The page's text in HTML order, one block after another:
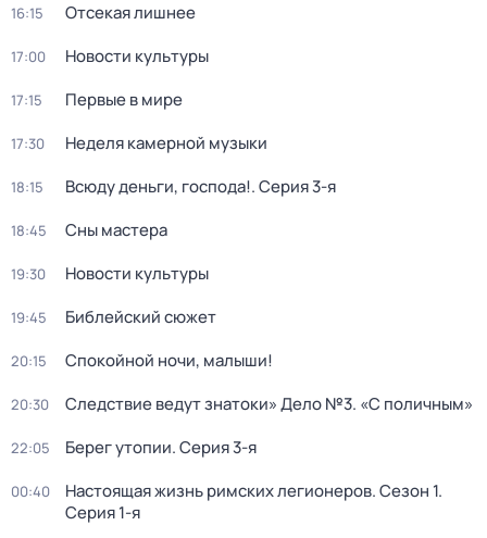
16:15 Отсекая лишнее
17:00 Новости культуры
17:15 Первые в мире
17:30 Неделя камерной музыки
18:15 Всюду деньги, господа!. Серия 3-я
18:45 Сны мастера
19:30 Новости культуры
19:45 Библейский сюжет
20:15 Спокойной ночи, малыши!
20:30 Следствие ведут знатоки» Дело №3. «С поличным»
22:05 Берег утопии. Серия 3-я
00:40 Настоящая жизнь римских легионеров. Сезон 1.
Серия 1-я